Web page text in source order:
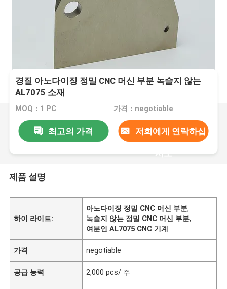
경질 아노다이징 정밀 CNC 머신 부분 녹슬지 않는
AL7075 소재
MOQ：1 PC 가격：negotiable
최고의 가격 저희에게 연락하십
시오
제품 설명
하이 라이트:
아노다이징 정밀 CNC 머신 부분,
녹슬지 않는 정밀 CNC 머신 부분,
여분인 AL7075 CNC 기계
가격 negotiable
공급 능력 2,000 pcs/ 주